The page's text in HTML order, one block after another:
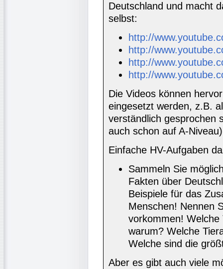
Deutschland und macht
selbst:
http://
http://
http://
http://
Die Videos können
eingesetzt werden, z.B.
verständlich gesprochen
auch schon auf A-
Einfache HV-Aufgaben
Sammeln Sie
Fakten über
Beispiele für das
Menschen! Nennen
vorkommen!
warum? Welche
Welche sind die
Aber es gibt auch viele